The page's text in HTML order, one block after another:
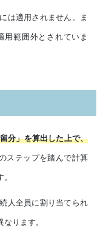
は適用されません。ま
範囲外とされていま
分」を算出した上で、
ステップを踏んで計算
人全員に割り当てられ
ります。